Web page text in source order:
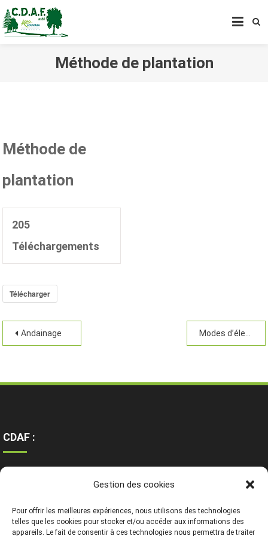
Gestion des cookies
Pour offrir les meilleures expériences, nous utilisons des technologies
telles que les cookies pour stocker et/ou accéder aux informations des
appareils. Le fait de consentir à ces technologies nous permettra de traiter
CENTRE DE DÉVELOPPEMENT
Méthode de plantation
Méthode de
plantation
205
Téléchargements
Télécharger
Andainage
CDAF :
Mentions légales